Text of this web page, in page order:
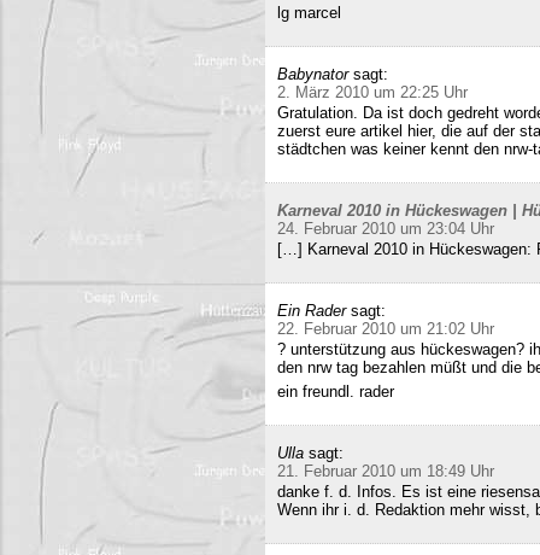
lg marcel
Babynator sagt:
2. März 2010 um 22:25 Uhr
Gratulation. Da ist doch gedreht
zuerst eure artikel hier, die auf der
städtchen was keiner kennt den nrw-
Karneval 2010 in Hückeswagen |
24. Februar 2010 um 23:04 Uhr
[…] Karneval 2010 in Hückeswagen:
Ein Rader sagt:
22. Februar 2010 um 21:02 Uhr
? unterstützung aus hückeswagen?
den nrw tag bezahlen müßt und die
ein freundl. rader
Ulla sagt:
21. Februar 2010 um 18:49 Uhr
danke f. d. Infos. Es ist eine
Wenn ihr i. d. Redaktion mehr wisst,